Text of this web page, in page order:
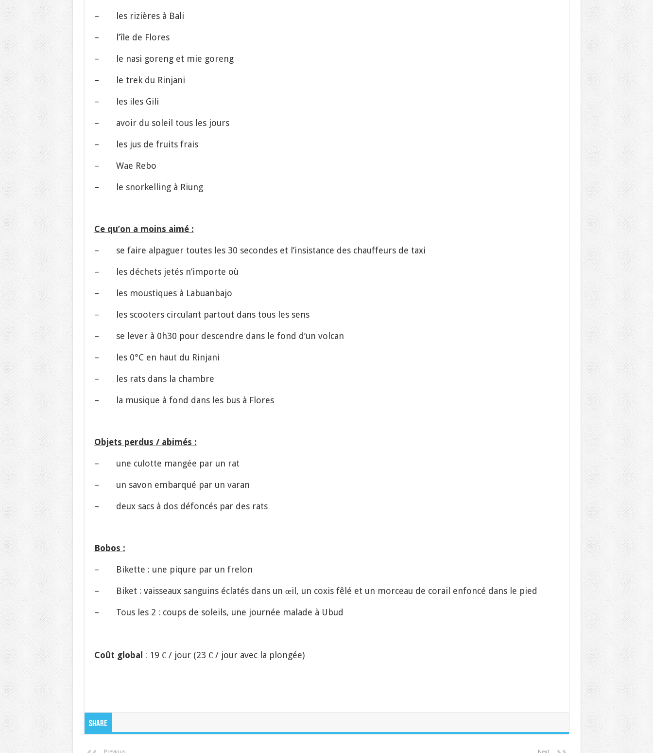
– les rizières à Bali
– l’île de Flores
– le nasi goreng et mie goreng
– le trek du Rinjani
– les iles Gili
– avoir du soleil tous les jours
– les jus de fruits frais
– Wae Rebo
– le snorkelling à Riung
Ce qu’on a moins aimé :
– se faire alpaguer toutes les 30 secondes et l’insistance des chauffeurs de taxi
– les déchets jetés n’importe où
– les moustiques à Labuanbajo
– les scooters circulant partout dans tous les sens
– se lever à 0h30 pour descendre dans le fond d’un volcan
– les 0°C en haut du Rinjani
– les rats dans la chambre
– la musique à fond dans les bus à Flores
Objets perdus / abimés :
– une culotte mangée par un rat
– un savon embarqué par un varan
– deux sacs à dos défoncés par des rats
Bobos :
– Bikette : une piqure par un frelon
– Biket : vaisseaux sanguins éclatés dans un œil, un coxis fêlé et un morceau de corail enfoncé dans le pied
– Tous les 2 : coups de soleils, une journée malade à Ubud
Coût global : 19 € / jour (23 € / jour avec la plongée)
Share